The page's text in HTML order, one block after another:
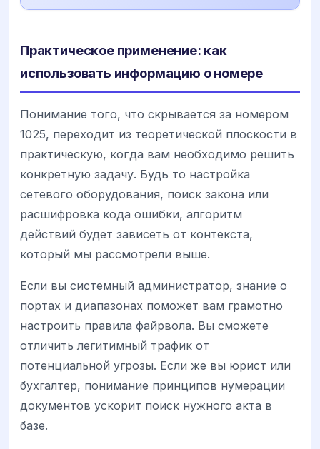
Практическое применение: как
использовать информацию о номере
Понимание того, что скрывается за номером
1025, переходит из теоретической плоскости в
практическую, когда вам необходимо решить
конкретную задачу. Будь то настройка
сетевого оборудования, поиск закона или
расшифровка кода ошибки, алгоритм
действий будет зависеть от контекста,
который мы рассмотрели выше.
Если вы системный администратор, знание о
портах и диапазонах поможет вам грамотно
настроить правила файрвола. Вы сможете
отличить легитимный трафик от
потенциальной угрозы. Если же вы юрист или
бухгалтер, понимание принципов нумерации
документов ускорит поиск нужного акта в
базе.